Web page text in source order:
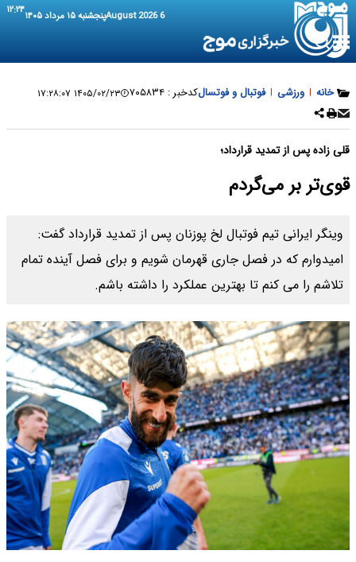
6 August 2026 پنجشنبه ۱۵ مرداد ۱۴۰۵ ۱۲:۲۴
خانه | ورزشی | فوتبال و فوتسالکدخبر : ۷۰۵۸۳۴ ۱۴۰۵/۰۲/۲۳ ۱۷:۲۸:۰۷
قلی زاده پس از تمدید قرارداد؛
قوی‌تر بر می‌گردم
وینگر ایرانی تیم فوتبال لخ پوزنان پس از تمدید قرارداد گفت:
امیدوارم که در فصل جاری قهرمان شویم و برای فصل آینده تمام
تلاشم را می کنم تا بهترین عملکرد را داشته باشم.